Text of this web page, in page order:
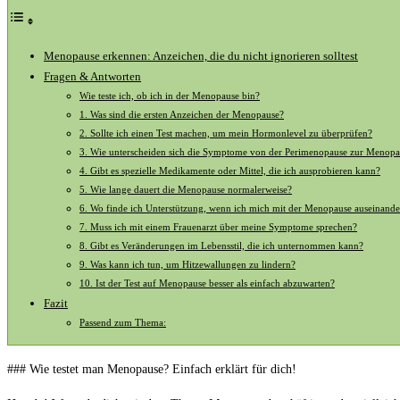
Menopause erkennen: Anzeichen, die du nicht ignorieren solltest
Fragen &‌ Antworten
Wie ⁤teste ich, ob ​ich ‍in der Menopause ‍bin?
1. Was sind die ersten Anzeichen⁤ der‍ Menopause?
2. Sollte ich einen Test machen, um ‌mein Hormonlevel zu überprüfen?
3. ⁣Wie ‌unterscheiden sich die Symptome von der Perimenopause zur
4. Gibt ​es spezielle Medikamente oder Mittel,⁤ die ich ausprobieren kann?
5. ⁣Wie lange dauert die Menopause normalerweise?
6. Wo finde ich ‍Unterstützung, wenn ich mich ⁢mit ​der⁣ Menopause
7. Muss ich mit einem Frauenarzt über meine Symptome sprechen?
8. Gibt ⁢es Veränderungen im Lebensstil, die ich ‌unternommen kann?
9. Was ‍kann ich‌ tun, um Hitzewallungen zu ‍lindern?
10. Ist der Test auf ⁤Menopause⁢ besser als⁤ einfach abzuwarten?
Fazit
Passend zum Thema:
### Wie testet man Menopause?​ Einfach erklärt für dich!